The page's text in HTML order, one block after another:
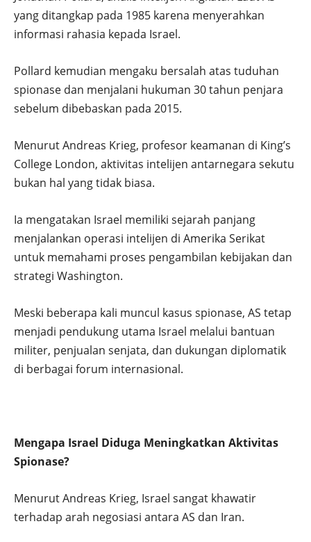
yang ditangkap pada 1985 karena menyerahkan
informasi rahasia kepada Israel.
Pollard kemudian mengaku bersalah atas tuduhan
spionase dan menjalani hukuman 30 tahun penjara
sebelum dibebaskan pada 2015.
Menurut Andreas Krieg, profesor keamanan di King’s
College London, aktivitas intelijen antarnegara sekutu
bukan hal yang tidak biasa.
Ia mengatakan Israel memiliki sejarah panjang
menjalankan operasi intelijen di Amerika Serikat
untuk memahami proses pengambilan kebijakan dan
strategi Washington.
Meski beberapa kali muncul kasus spionase, AS tetap
menjadi pendukung utama Israel melalui bantuan
militer, penjualan senjata, dan dukungan diplomatik
di berbagai forum internasional.
Mengapa Israel Diduga Meningkatkan Aktivitas
Spionase?
Menurut Andreas Krieg, Israel sangat khawatir
terhadap arah negosiasi antara AS dan Iran.